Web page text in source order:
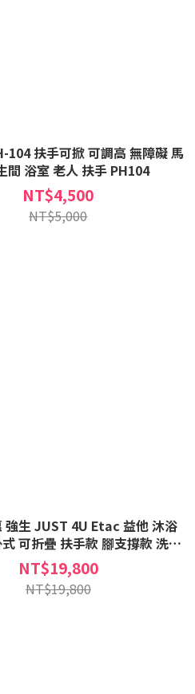
104 扶手可掀 可調高 無障礙 馬
間 浴室 老人 扶手 PH104
NT$4,500
NT$5,000
強生 JUST 4U Etac 益他 沐浴
可折疊 扶手款 腳支撐款 洗澡
椅 浴椅
NT$19,800
NT$19,800